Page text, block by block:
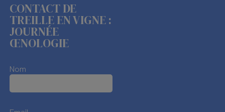
CONTACT DE
TREILLE EN VIGNE :
JOURNÉE
ŒNOLOGIE
Nom